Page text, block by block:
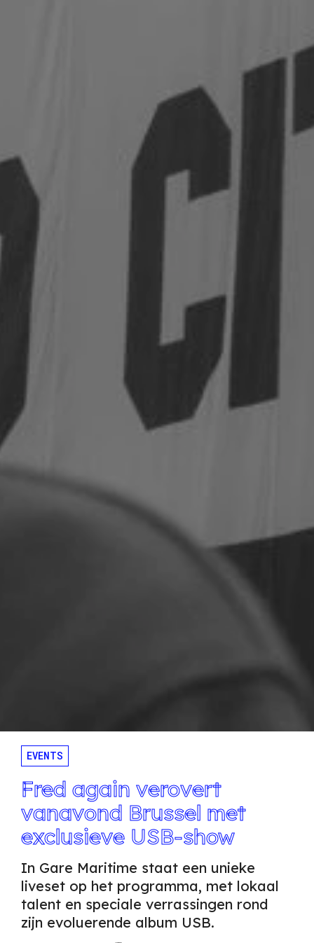
EVENTS
Fred again verovert
vanavond Brussel met
exclusieve USB-show
In Gare Maritime staat een unieke
liveset op het programma, met lokaal
talent en speciale verrassingen rond
zijn evoluerende album USB.